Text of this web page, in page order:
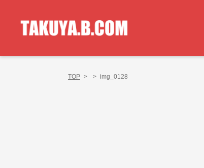
TOP > > img_0128